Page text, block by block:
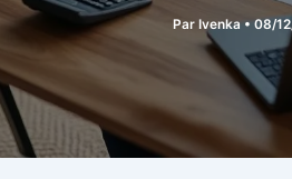
Par Ivenka • 08/